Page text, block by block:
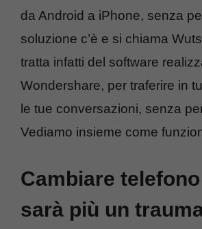
da Android a iPhone, senza
soluzione c’è e si chiama
tratta infatti del software
Wondershare, per traferire in
le tue conversazioni, senza
Vediamo insieme come
Cambiare
sarà più un